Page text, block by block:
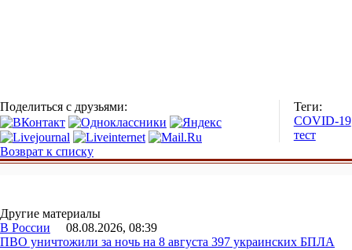
Поделиться с друзьями:
Теги:
COVID-19
тест
Возврат к списку
Другие материалы
В России 08.08.2026, 08:39
ПВО уничтожили за ночь на 8 августа 397 украинских БПЛА